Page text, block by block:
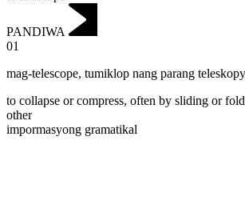
PANDIWA
01
mag-telescope, tumiklop nang parang
to collapse or compress, often by sliding or
other
impormasyong gramatikal